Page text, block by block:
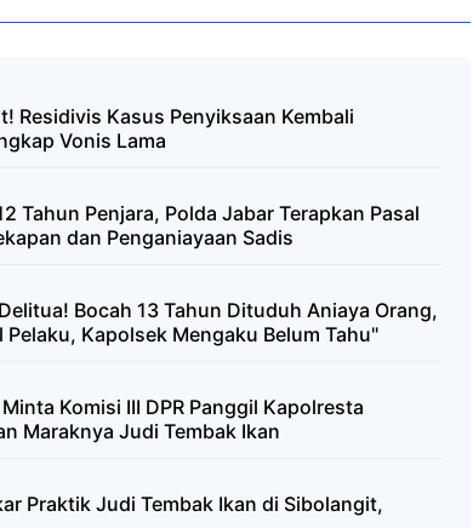
Residivis Kasus Penyiksaan Kembali
Vonis Lama
Tahun Penjara, Polda Jabar Terapkan Pasal
dan Penganiayaan Sadis
Bocah 13 Tahun Dituduh Aniaya Orang,
Kapolsek Mengaku Belum Tahu"
Komisi III DPR Panggil Kapolresta
Maraknya Judi Tembak Ikan
Praktik Judi Tembak Ikan di Sibolangit,